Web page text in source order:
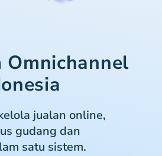
jualan online,
gudang dan
satu sistem.